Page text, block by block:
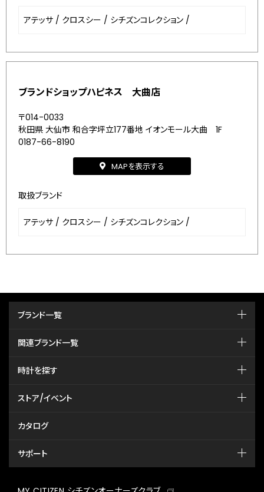
アテッサ / クロスシー / シチズンコレクション /
ブランドショップハピネス 大曲店
〒014-0033
秋田県 大仙市 和合字坪立177番地 イオンモール大曲 1F
0187-66-8190
MAPを表示する
取扱ブランド
アテッサ / クロスシー / シチズンコレクション /
ブランド一覧
関連ブランド一覧
時計を探す
ストア/イベント
カタログ
サポート